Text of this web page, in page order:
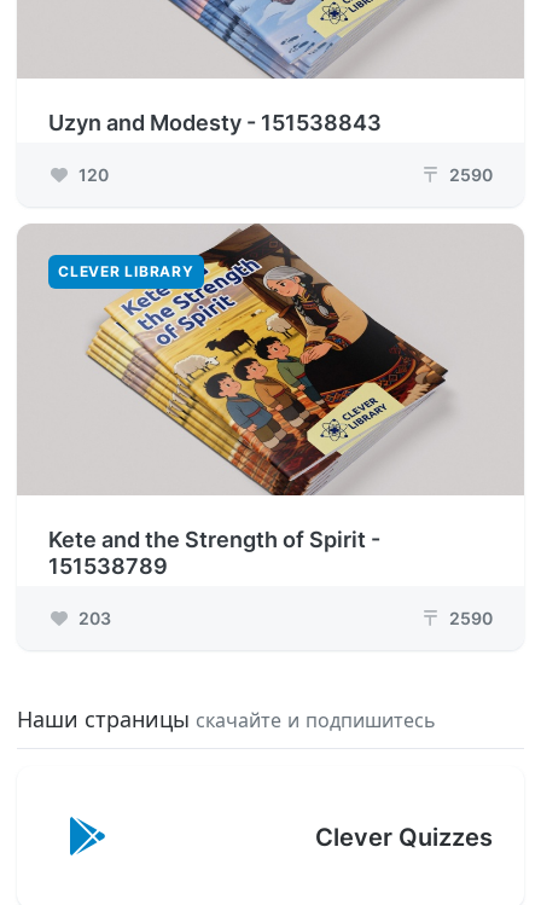
Uzyn and Modesty - 151538843
120 ₸ 2590
CLEVER LIBRARY
Kete and the Strength of Spirit -
151538789
203 ₸ 2590
Наши страницы скачайте и подпишитесь
Clever Quizzes